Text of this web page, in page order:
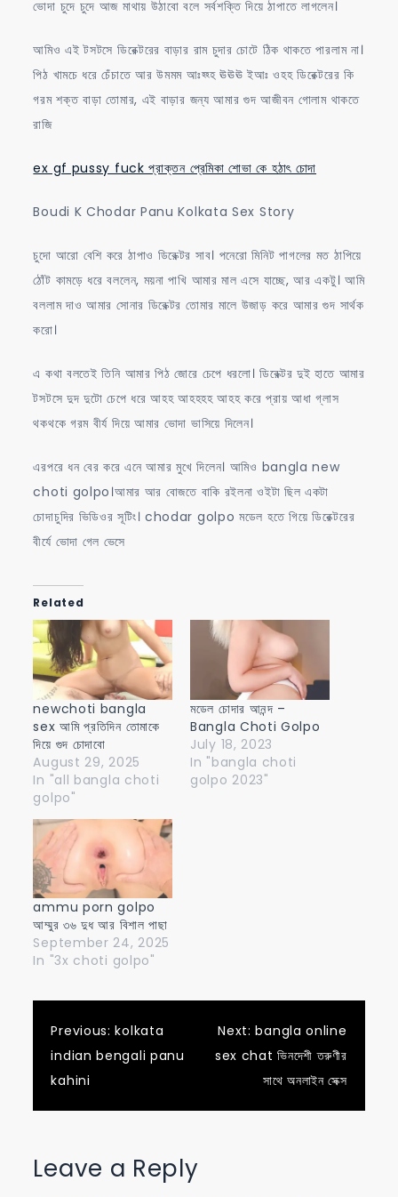
ভোদা চুদে চুদে আজ মাথায় উঠাবো বলে সর্বশক্তি দিয়ে ঠাপাতে লাগলেন।
আমিও এই টসটসে ডিরেক্টরের বাড়ার রাম চুদার চোটে ঠিক থাকতে পারলাম না।
পিঠ খামচে ধরে চেঁচাতে আর উমমম আঃহ্হ্হ ঊঊঊ ইআঃ ওহহ ডিরেক্টরের কি
গরম শক্ত বাড়া তোমার, এই বাড়ার জন্য আমার গুদ আজীবন গোলাম থাকতে
রাজি
ex gf pussy fuck প্রাক্তন প্রেমিকা শোভা কে হঠাৎ চোদা
Boudi K Chodar Panu Kolkata Sex Story
চুদো আরো বেশি করে ঠাপাও ডিরেক্টর সাব। পনেরো মিনিট পাগলের মত ঠাপিয়ে
ঠোঁট কামড়ে ধরে বললেন, ময়না পাখি আমার মাল এসে যাচ্ছে, আর একটু। আমি
বললাম দাও আমার সোনার ডিরেক্টর তোমার মালে উজাড় করে আমার গুদ সার্থক
করো।
এ কথা বলতেই তিনি আমার পিঠ জোরে চেপে ধরলো। ডিরেক্টর দুই হাতে আমার
টসটসে দুদ দুটো চেপে ধরে আহহ আহহহহ আহহ করে প্রায় আধা গ্লাস
থকথকে গরম বীর্য দিয়ে আমার ভোদা ভাসিয়ে দিলেন।
এরপরে ধন বের করে এনে আমার মুখে দিলেন। আমিও bangla new
choti golpo।আমার আর বোজতে বাকি রইলনা ওইটা ছিল একটা
চোদাচুদির ভিডিওর সূটিং। chodar golpo মডেল হতে গিয়ে ডিরেক্টরের
বীর্যে ভোদা গেল ভেসে
Related
newchoti bangla
sex আমি প্রতিদিন তোমাকে
দিয়ে গুদ চোদাবো
August 29, 2025
In "all bangla choti
golpo"
মডেল চোদার আনন্দ –
Bangla Choti Golpo
July 18, 2023
In "bangla choti
golpo 2023"
ammu porn golpo
আম্মুর ৩৬ দুধ আর বিশাল পাছা
September 24, 2025
In "3x choti golpo"
Post
navigation
Previous: kolkata
indian bengali panu
kahini
Next: bangla online
sex chat ভিনদেশী তরুণীর
সাথে অনলাইন সেক্স
Leave a Reply